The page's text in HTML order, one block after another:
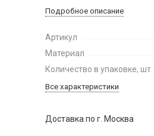
Подробное описание
Артикул
Материал
Количество в упаковке, шт
Все характеристики
Доставка по г. Москва